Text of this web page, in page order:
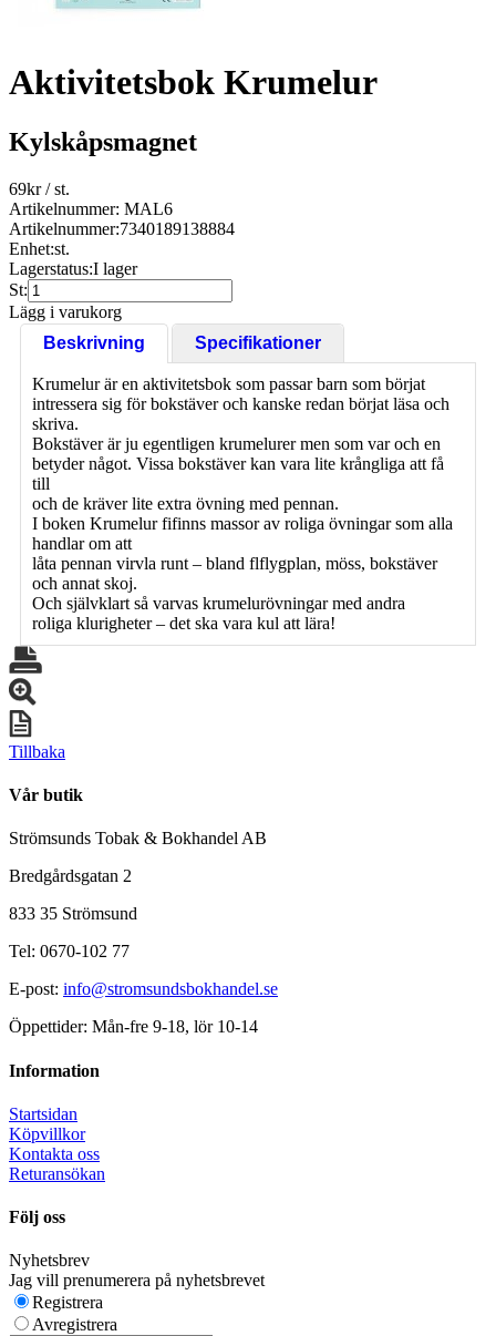
Aktivitetsbok Krumelur
Kylskåpsmagnet
69kr/ st.
Artikelnummer: MAL6
Artikelnummer:7340189138884
Enhet:st.
Lagerstatus:I lager
St:
Lägg i varukorg
Beskrivning
Specifikationer
Krumelur är en aktivitetsbok som passar barn som börjat
intressera sig för bokstäver och kanske redan börjat läsa och
skriva.
Bokstäver är ju egentligen krumelurer men som var och en
betyder något. Vissa bokstäver kan vara lite krångliga att få
till
och de kräver lite extra övning med pennan.
I boken Krumelur fifinns massor av roliga övningar som alla
handlar om att
låta pennan virvla runt – bland flflygplan, möss, bokstäver
och annat skoj.
Och självklart så varvas krumelurövningar med andra
roliga klurigheter – det ska vara kul att lära!
Tillbaka
Vår butik
Strömsunds Tobak & Bokhandel AB
Bredgårdsgatan 2
833 35 Strömsund
Tel: 0670-102 77
E-post: info@stromsundsbokhandel.se
Öppettider: Mån-fre 9-18, lör 10-14
Information
Startsidan
Köpvillkor
Kontakta oss
Returansökan
Följ oss
Nyhetsbrev
Jag vill prenumerera på nyhetsbrevet
Registrera
Avregistrera